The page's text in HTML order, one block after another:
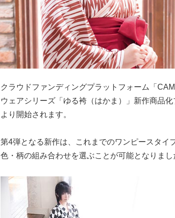
クラウドファンディングプラットフォーム「
ウェアシリーズ「ゆる袴（はかま）」新作商品
より開始されます。
第4弾となる新作は、これまでのワンピースタイ
色・柄の組み合わせを選ぶことが可能となりまし